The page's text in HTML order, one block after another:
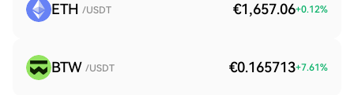
ETH /USDT €1,657.06+0.12%
BTW /USDT €0.165713+7.61%